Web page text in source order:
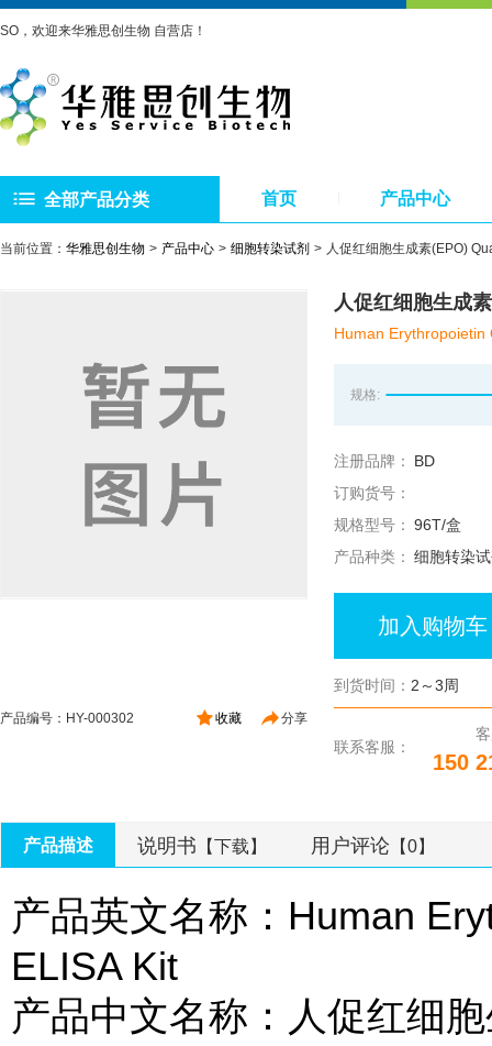
SO，欢迎来华雅思创生物 自营店！
全部产品分类 首页 产品中心
当前位置： 华雅思创生物 产品中心 细胞转染试剂 人促红细胞生成素(EPO)
分享
收藏
产品编号：HY-000302
人促红细胞生成
Human Erythropoietin
规格:
注册品牌：
BD
订购货号：
规格型号： 96T/盒
产品种类： 细胞转染
加入购物车
到货时间： 2～3周
联系客服：
150
产品描述 说明书 【下载】 用户评论 【0】
产品英文名称：Human
ELISA Kit
产品中文名称：人促红细